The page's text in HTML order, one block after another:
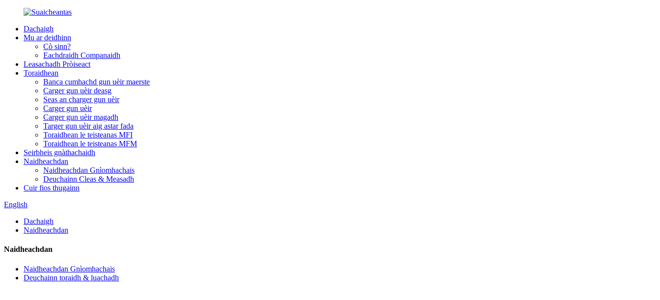
Dachaigh
Mu ar deidhinn
Cò sinn?
Eachdraidh Companaidh
Leasachadh Pròiseact
Toraidhean
Banca cumhachd gun uèir maerste
Carger gun uèir deasg
Seas an charger gun uèir
Carger gun uèir
Carger gun uèir magadh
Targer gun uèir aig astar fada
Toraidhean le teisteanas MFI
Toraidhean le teisteanas MFM
Seirbheis gnàthachaidh
Naidheachdan
Naidheachdan Gnìomhachais
Deuchainn Cleas & Measadh
Cuir fios thugainn
English
Dachaigh
Naidheachdan
Naidheachdan
Naidheachdan Gnìomhachais
Deuchainn toraidh & luachadh